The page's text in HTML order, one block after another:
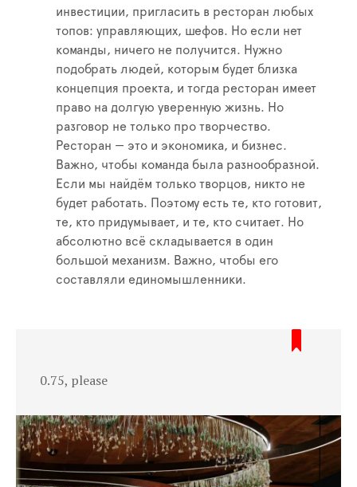
инвестиции, пригласить в ресторан любых
топов: управляющих, шефов. Но если нет
команды, ничего не получится. Нужно
подобрать людей, которым будет близка
концепция проекта, и тогда ресторан имеет
право на долгую уверенную жизнь. Но
разговор не только про творчество.
Ресторан — это и экономика, и бизнес.
Важно, чтобы команда была разнообразной.
Если мы найдём только творцов, никто не
будет работать. Поэтому есть те, кто готовит,
те, кто придумывает, и те, кто считает. Но
абсолютно всё складывается в один
большой механизм. Важно, чтобы его
составляли единомышленники.
0.75, please